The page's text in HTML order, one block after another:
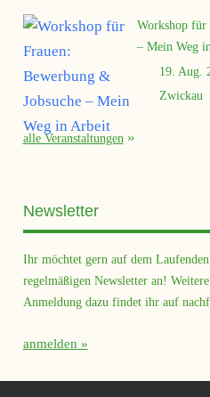
Workshop für
– Mein Weg
19. Aug.
Zwickau
alle Veranstaltungen
Newsletter
Ihr möchtet gern auf dem
regelmäßigen Newsletter an!
Anmeldung dazu findet ihr auf
anmelden